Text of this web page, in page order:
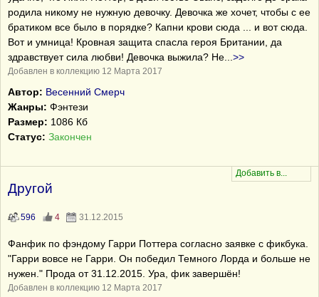
родила никому не нужную девочку. Девочка же хочет, чтобы с ее
братиком все было в порядке? Капни крови сюда ... и вот сюда.
Вот и умница! Кровная защита спасла героя Британии, да
здравствует сила любви! Девочка выжила? Не
>>
Добавлен в коллекцию 12 Марта 2017
Автор: Весенний Смерч
Жанры: Фэнтези
Размер: 1086 Кб
Статус: Закончен
Другой
596 4 31.12.2015
Фанфик по фэндому Гарри Поттера согласно заявке с фикбука.
"Гарри вовсе не Гарри. Он победил Темного Лорда и больше не
нужен." Прода от 31.12.2015. Ура, фик завершён!
Добавлен в коллекцию 12 Марта 2017